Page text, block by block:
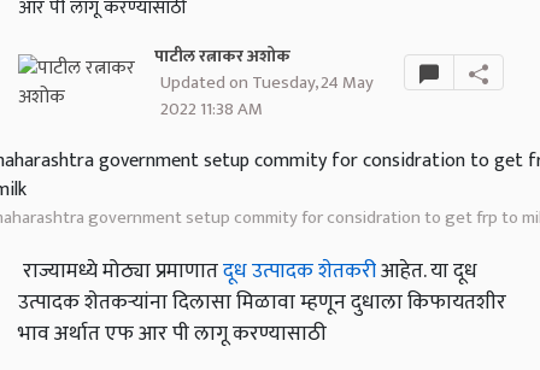
आर पी लागू करण्यासाठी
पाटील रत्नाकर अशोक
Updated on Tuesday, 24 May
2022 11:38 AM
government setup commity for considration to get frp to
राज्यामध्ये मोठ्या प्रमाणातदूध उत्पादक शेतकरीआहेत. या दूध
उत्पादक शेतकऱ्यांना दिलासा मिळावा म्हणून दुधाला किफायतशीर
भाव अर्थात एफ आर पी लागू करण्यासाठी